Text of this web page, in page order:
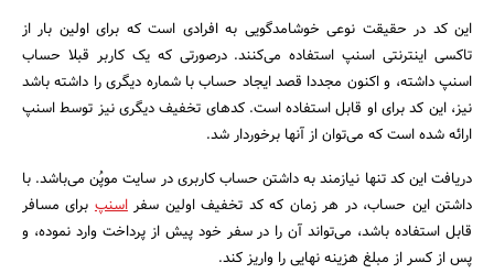
جستجو
این کد در حقیقت نوعی خوشامدگویی به افرادی است که برای اولین بار از
تاکسی اینترنتی اسنپ استفاده می‌کنند. درصورتی که یک کاربر قبلا حساب
اسنپ داشته، و اکنون مجددا قصد ایجاد حساب با شماره دیگری را داشته باشد
نیز، این کد برای او قابل استفاده است. کدهای تخفیف دیگری نیز توسط اسنپ
ارائه شده است که می‌توان از آنها برخوردار شد.
دریافت این کد تنها نیازمند به داشتن حساب کاربری در سایت موپُن می‌باشد. با
داشتن این حساب، در هر زمان که کد تخفیف اولین سفراسنپ برای مسافر
قابل استفاده باشد، می‌تواند آن را در سفر خود پیش از پرداخت وارد نموده، و
پس از کسر از مبلغ هزینه نهایی را واریز کند.